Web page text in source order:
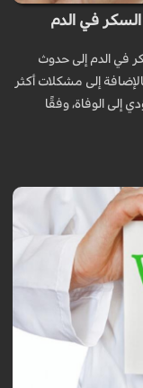
في الدم إلى حدوث
إلى مشكلات أكثر
إلى الوفاة، وفقًا